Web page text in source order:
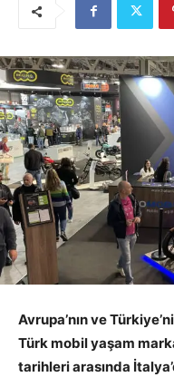
Avrupa’nın ve
Türk mobil yaşam
tarihleri arasında